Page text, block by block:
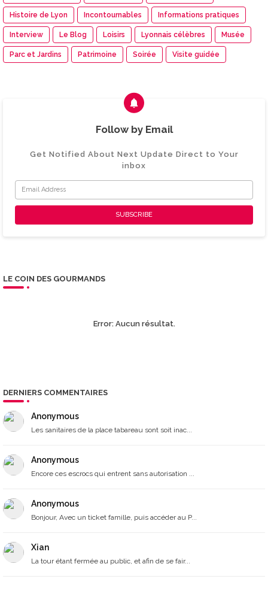
Histoire de Lyon Incontournables Informations pratiques
Interview Le Blog Loisirs Lyonnais célèbres Musée
Parc et Jardins Patrimoine Soirée Visite guidée
Follow by Email
Get Notified About Next Update Direct to Your
inbox
LE COIN DES GOURMANDS
Error:Aucun résultat.
DERNIERS COMMENTAIRES
Anonymous
Les sanitaires de la place tabareau sont soit inac...
Anonymous
Encore ces escrocs qui entrent sans autorisation ...
Anonymous
Bonjour, Avec un ticket famille, puis accéder au P...
Xian
La tour étant fermée au public, et afin de se fair...